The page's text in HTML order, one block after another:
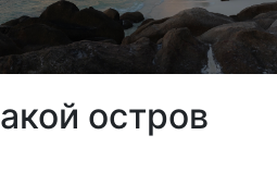
остров